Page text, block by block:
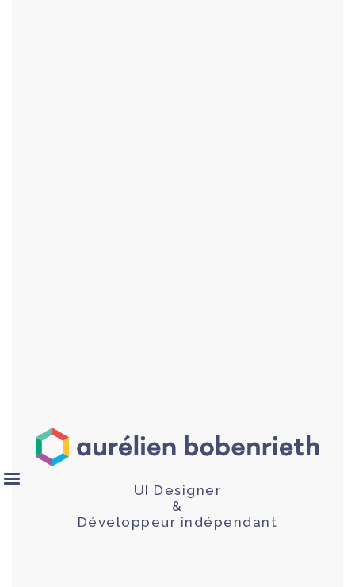
UI Designer
&
Développeur indépendant